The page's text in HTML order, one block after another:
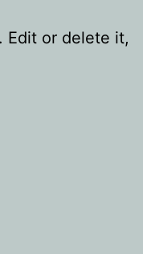
Edit or delete it,